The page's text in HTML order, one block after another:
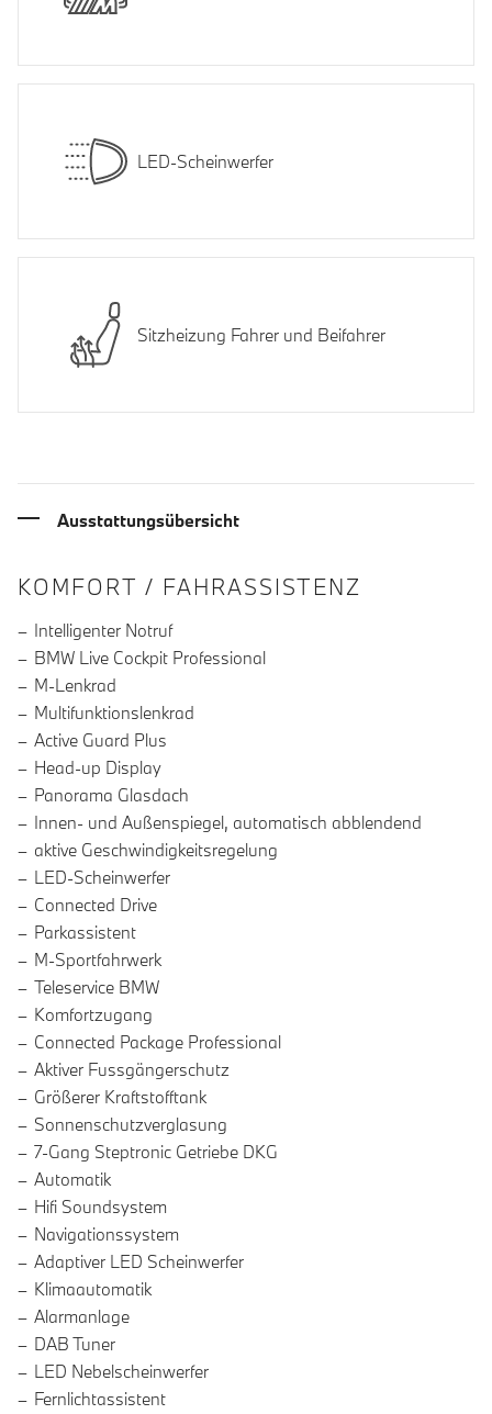
LED-Scheinwerfer
Sitzheizung Fahrer und Beifahrer
Ausstattungsübersicht
INFORMATIONEN ÜBER DIE
KOMFORT / FAHRASSISTENZ
Intelligenter Notruf
BMW Live Cockpit Professional
M-Lenkrad
Multifunktionslenkrad
Active Guard Plus
Head-up Display
Panorama Glasdach
Innen- und Außenspiegel, automatisch abblendend
aktive Geschwindigkeitsregelung
LED-Scheinwerfer
Connected Drive
Parkassistent
M-Sportfahrwerk
Teleservice BMW
Komfortzugang
Connected Package Professional
Aktiver Fussgängerschutz
Größerer Kraftstofftank
Sonnenschutzverglasung
7-Gang Steptronic Getriebe DKG
Automatik
Hifi Soundsystem
Navigationssystem
Adaptiver LED Scheinwerfer
Klimaautomatik
Alarmanlage
DAB Tuner
LED Nebelscheinwerfer
Fernlichtassistent